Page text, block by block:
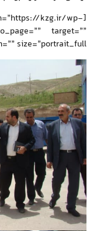
kzg.ir/wp-
target=””
size=”portrait_full”]